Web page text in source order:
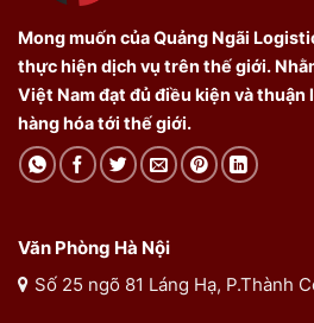
Mong muốn của Quảng Ngãi
thực hiện dịch vụ trên thế giới.
Việt Nam đạt đủ điều kiện và thuận
hàng hóa tới thế giới.
Văn Phòng Hà Nội
Số 25 ngõ 81 Láng Hạ, P.Thành